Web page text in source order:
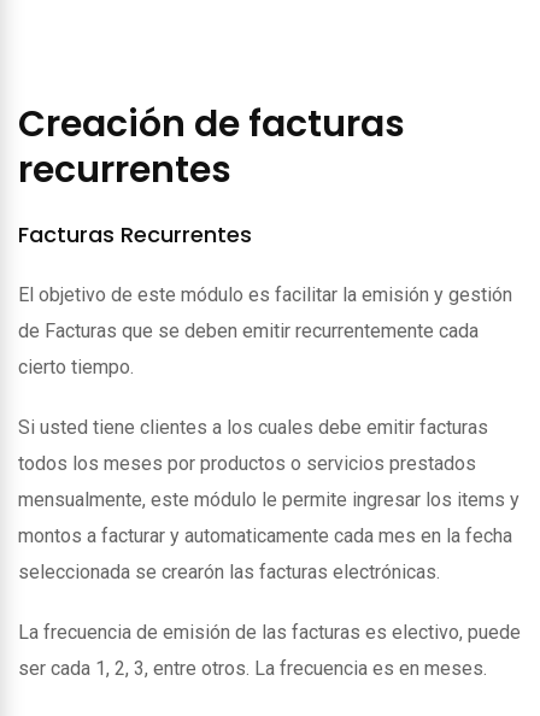
Creación de facturas
recurrentes
Facturas Recurrentes
El objetivo de este módulo es facilitar la emisión y gestión
de Facturas que se deben emitir recurrentemente cada
cierto tiempo.
Si usted tiene clientes a los cuales debe emitir facturas
todos los meses por productos o servicios prestados
mensualmente, este módulo le permite ingresar los items y
montos a facturar y automaticamente cada mes en la fecha
seleccionada se crearón las facturas electrónicas.
La frecuencia de emisión de las facturas es electivo, puede
ser cada 1, 2, 3, entre otros. La frecuencia es en meses.